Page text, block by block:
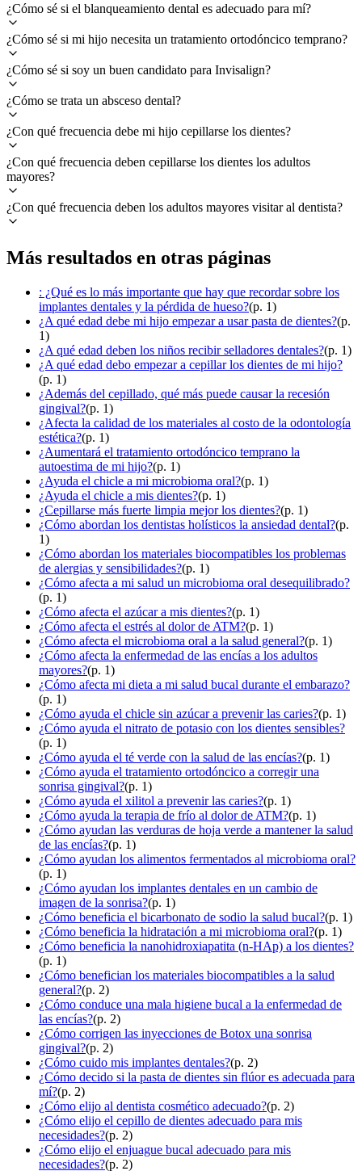
¿Cómo sé si el blanqueamiento dental es adecuado para mí?
¿Cómo sé si mi hijo necesita un tratamiento ortodóncico temprano?
¿Cómo sé si soy un buen candidato para Invisalign?
¿Cómo se trata un absceso dental?
¿Con qué frecuencia debe mi hijo cepillarse los dientes?
¿Con qué frecuencia deben cepillarse los dientes los adultos
mayores?
¿Con qué frecuencia deben los adultos mayores visitar al dentista?
Más resultados en otras páginas
: ¿Qué es lo más importante que hay que recordar sobre los
implantes dentales y la pérdida de hueso?(p. 1)
¿A qué edad debe mi hijo empezar a usar pasta de dientes?(p.
1)
¿A qué edad deben los niños recibir selladores dentales?(p. 1)
¿A qué edad debo empezar a cepillar los dientes de mi hijo?
(p. 1)
¿Además del cepillado, qué más puede causar la recesión
gingival?(p. 1)
¿Afecta la calidad de los materiales al costo de la odontología
estética?(p. 1)
¿Aumentará el tratamiento ortodóncico temprano la
autoestima de mi hijo?(p. 1)
¿Ayuda el chicle a mi microbioma oral?(p. 1)
¿Ayuda el chicle a mis dientes?(p. 1)
¿Cepillarse más fuerte limpia mejor los dientes?(p. 1)
¿Cómo abordan los dentistas holísticos la ansiedad dental?(p.
1)
¿Cómo abordan los materiales biocompatibles los problemas
de alergias y sensibilidades?(p. 1)
¿Cómo afecta a mi salud un microbioma oral desequilibrado?
(p. 1)
¿Cómo afecta el azúcar a mis dientes?(p. 1)
¿Cómo afecta el estrés al dolor de ATM?(p. 1)
¿Cómo afecta el microbioma oral a la salud general?(p. 1)
¿Cómo afecta la enfermedad de las encías a los adultos
mayores?(p. 1)
¿Cómo afecta mi dieta a mi salud bucal durante el embarazo?
(p. 1)
¿Cómo ayuda el chicle sin azúcar a prevenir las caries?(p. 1)
¿Cómo ayuda el nitrato de potasio con los dientes sensibles?
(p. 1)
¿Cómo ayuda el té verde con la salud de las encías?(p. 1)
¿Cómo ayuda el tratamiento ortodóncico a corregir una
sonrisa gingival?(p. 1)
¿Cómo ayuda el xilitol a prevenir las caries?(p. 1)
¿Cómo ayuda la terapia de frío al dolor de ATM?(p. 1)
¿Cómo ayudan las verduras de hoja verde a mantener la salud
de las encías?(p. 1)
¿Cómo ayudan los alimentos fermentados al microbioma oral?
(p. 1)
¿Cómo ayudan los implantes dentales en un cambio de
imagen de la sonrisa?(p. 1)
¿Cómo beneficia el bicarbonato de sodio la salud bucal?(p. 1)
¿Cómo beneficia la hidratación a mi microbioma oral?(p. 1)
¿Cómo beneficia la nanohidroxiapatita (n-HAp) a los dientes?
(p. 1)
¿Cómo benefician los materiales biocompatibles a la salud
general?(p. 2)
¿Cómo conduce una mala higiene bucal a la enfermedad de
las encías?(p. 2)
¿Cómo corrigen las inyecciones de Botox una sonrisa
gingival?(p. 2)
¿Cómo cuido mis implantes dentales?(p. 2)
¿Cómo decido si la pasta de dientes sin flúor es adecuada para
mí?(p. 2)
¿Cómo elijo al dentista cosmético adecuado?(p. 2)
¿Cómo elijo el cepillo de dientes adecuado para mis
necesidades?(p. 2)
¿Cómo elijo el enjuague bucal adecuado para mis
necesidades?(p. 2)